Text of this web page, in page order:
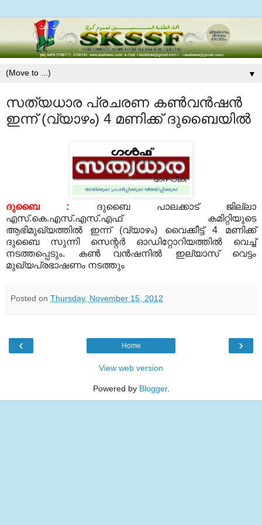
▼
സത്യധാര പ്രചരണ കണ്‍വന്‍ഷന്‍
ഇന്ന് (വ്യാഴം) 4 മണിക്ക് ദുബൈയില്‍
ദുബൈ : ദുബൈ പാലക്കാട് ജില്ലാ
എസ്.കെ.എസ്.എസ്.എഫ് കമിറ്റിയുടെ
ആഭിമുഖ്യത്തില്‍ ഇന്ന് (വ്യാഴം) വൈക്കീട്ട് 4 മണിക്ക്
ദുബൈ സുന്നി സെന്റര്‍ ഓഡിറ്റോറിയത്തില്‍ വെച്ച്
നടത്തപ്പെടും. കണ്‍ വന്‍ഷനില്‍ ഇല്യാസ് വെട്ടം
മുഖ്യപ്രഭാഷണം നടത്തും
Posted on Thursday, November 15, 2012
‹ ›
Home
View web version
Powered by Blogger.